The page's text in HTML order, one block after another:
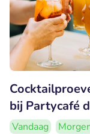
bij Partycafé
Vandaag